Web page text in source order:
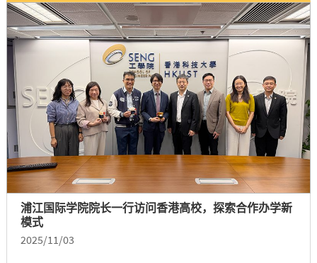
技探访，同学们在丰收的喜悦中，共同感受中国
乡村与现代科技的深度融合。 稻田里的“跨文化劳
动课”...
浦江国际学院院长一行访问香港高校，探索合作办学新
模式
2025/11/03